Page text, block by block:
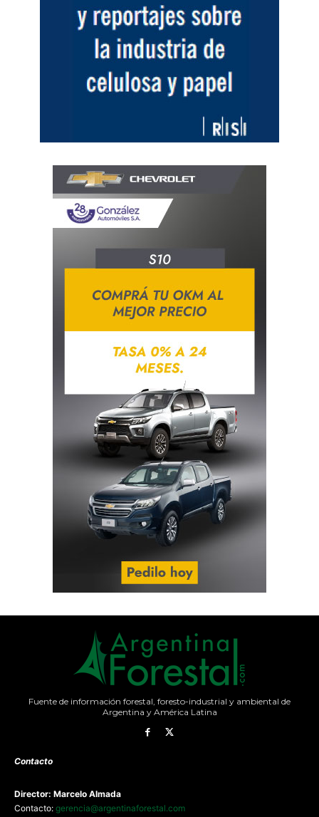
Fuente de información forestal, foresto-industrial y ambiental de
Argentina y América Latina
Contacto
Director: Marcelo Almada
Contacto: gerencia@argentinaforestal.com